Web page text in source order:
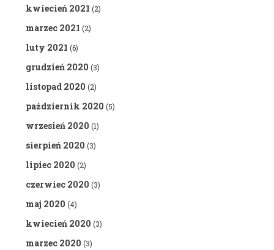
kwiecień 2021 (2)
marzec 2021 (2)
luty 2021 (6)
grudzień 2020 (3)
listopad 2020 (2)
październik 2020 (5)
wrzesień 2020 (1)
sierpień 2020 (3)
lipiec 2020 (2)
czerwiec 2020 (3)
maj 2020 (4)
kwiecień 2020 (3)
marzec 2020 (3)